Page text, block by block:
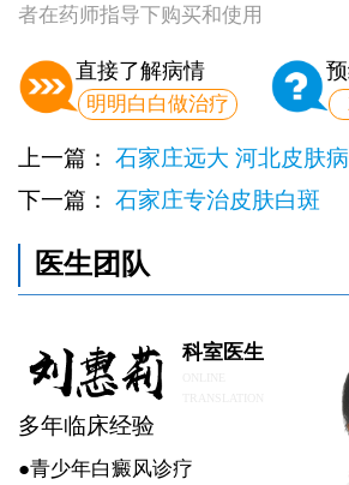
者在药师指导下购买和使用
直接了解病情
明明白白做治疗
上一篇： 石家庄远大 河北皮肤
费用
下一篇： 石家庄专治皮肤白斑
医生团队
科室医生
多年临床经验
●青少年白癜风诊疗